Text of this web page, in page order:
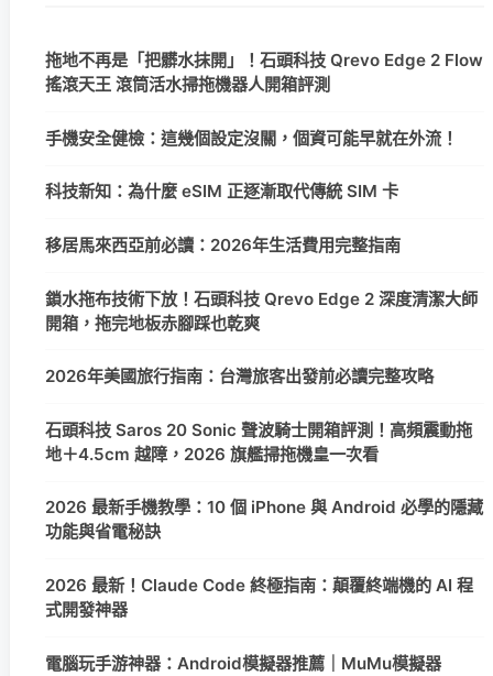
拖地不再是「把髒水抹開」！石頭科技 Qrevo Edge 2 Flow
搖滾天王 滾筒活水掃拖機器人開箱評測
手機安全健檢：這幾個設定沒關，個資可能早就在外流！
科技新知：為什麼 eSIM 正逐漸取代傳統 SIM 卡
移居馬來西亞前必讀：2026年生活費用完整指南
鎖水拖布技術下放！石頭科技 Qrevo Edge 2 深度清潔大師
開箱，拖完地板赤腳踩也乾爽
2026年美國旅行指南：台灣旅客出發前必讀完整攻略
石頭科技 Saros 20 Sonic 聲波騎士開箱評測！高頻震動拖
地＋4.5cm 越障，2026 旗艦掃拖機皇一次看
2026 最新手機教學：10 個 iPhone 與 Android 必學的隱藏
功能與省電秘訣
2026 最新！Claude Code 終極指南：顛覆終端機的 AI 程
式開發神器
電腦玩手游神器：Android模擬器推薦｜MuMu模擬器